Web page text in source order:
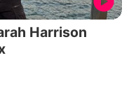
Harrison